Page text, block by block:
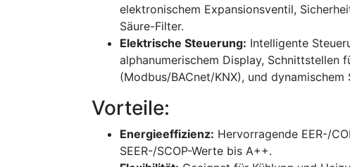
elektronischem Expansionsventil,
Säure-Filter.
Elektrische Steuerung: Intelligente
alphanumerischem Display, Schnittstellen
(Modbus/BACnet/KNX), und
Vorteile:
Energieeffizienz: Hervorragende EER-/
SEER-/SCOP-Werte bis A++.